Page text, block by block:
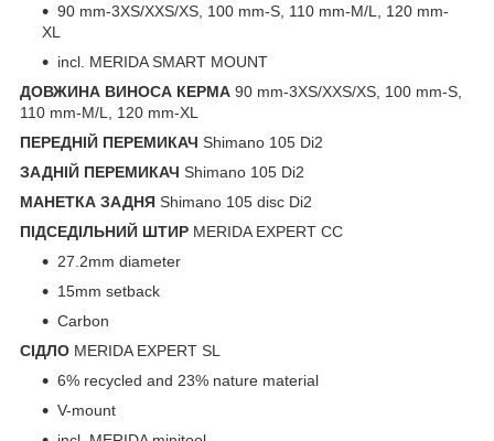
90 mm-3XS/XXS/XS, 100 mm-S, 110 mm-M/L, 120 mm-
XL
incl. MERIDA SMART MOUNT
ДОВЖИНА ВИНОСА КЕРМА 90 mm-3XS/XXS/XS, 100 mm-S,
110 mm-M/L, 120 mm-XL
ПЕРЕДНІЙ ПЕРЕМИКАЧ Shimano 105 Di2
ЗАДНІЙ ПЕРЕМИКАЧ Shimano 105 Di2
МАНЕТКА ЗАДНЯ Shimano 105 disc Di2
ПІДСЕДІЛЬНИЙ ШТИР MERIDA EXPERT CC
27.2mm diameter
15mm setback
Carbon
СІДЛО MERIDA EXPERT SL
6% recycled and 23% nature material
V-mount